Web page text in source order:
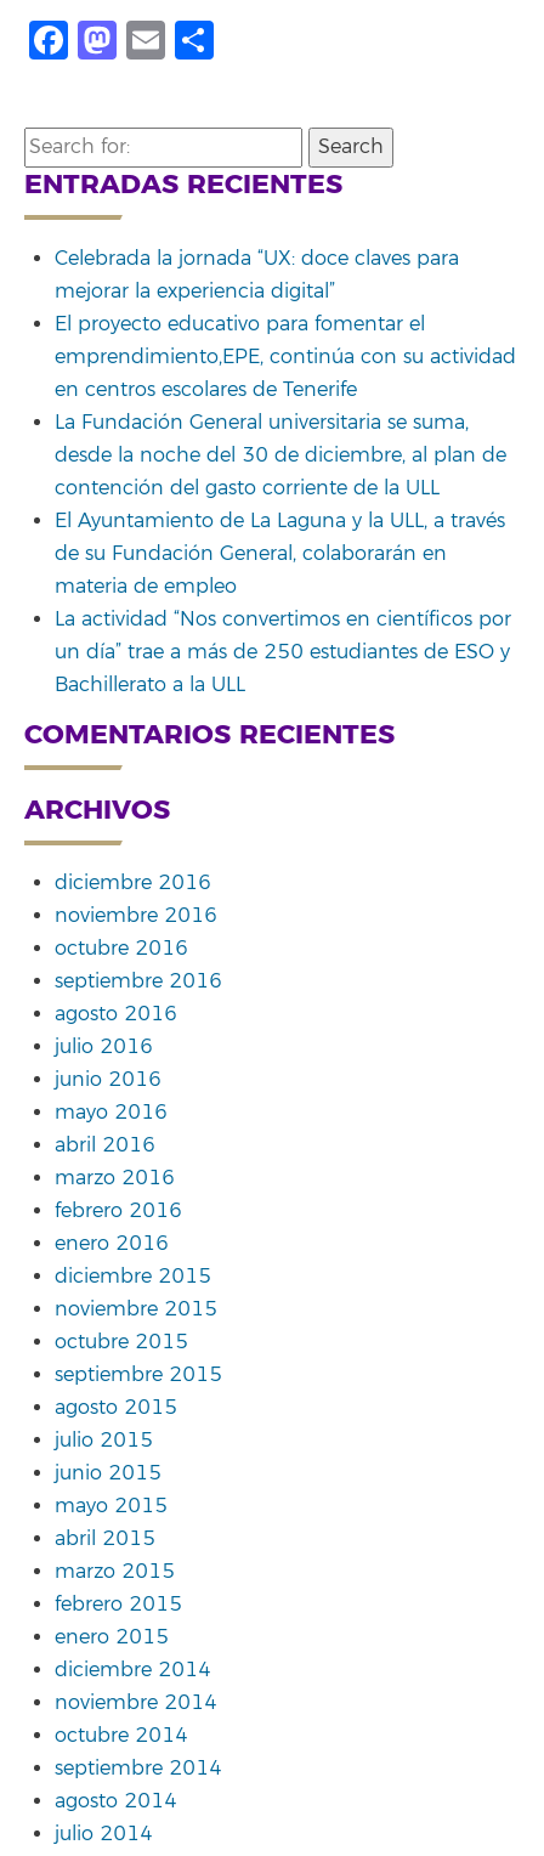
Facebook
Mastodon
Email
Search
for:
ENTRADAS RECIENTES
Celebrada la jornada “UX: doce claves para
mejorar la experiencia digital”
El proyecto educativo para fomentar el
emprendimiento,EPE, continúa con su actividad
en centros escolares de Tenerife
La Fundación General universitaria se suma,
desde la noche del 30 de diciembre, al plan de
contención del gasto corriente de la ULL
El Ayuntamiento de La Laguna y la ULL, a través
de su Fundación General, colaborarán en
materia de empleo
La actividad “Nos convertimos en científicos por
un día” trae a más de 250 estudiantes de ESO y
Bachillerato a la ULL
COMENTARIOS RECIENTES
ARCHIVOS
diciembre 2016
noviembre 2016
octubre 2016
septiembre 2016
agosto 2016
julio 2016
junio 2016
mayo 2016
abril 2016
marzo 2016
febrero 2016
enero 2016
diciembre 2015
noviembre 2015
octubre 2015
septiembre 2015
agosto 2015
julio 2015
junio 2015
mayo 2015
abril 2015
marzo 2015
febrero 2015
enero 2015
diciembre 2014
noviembre 2014
octubre 2014
septiembre 2014
agosto 2014
julio 2014